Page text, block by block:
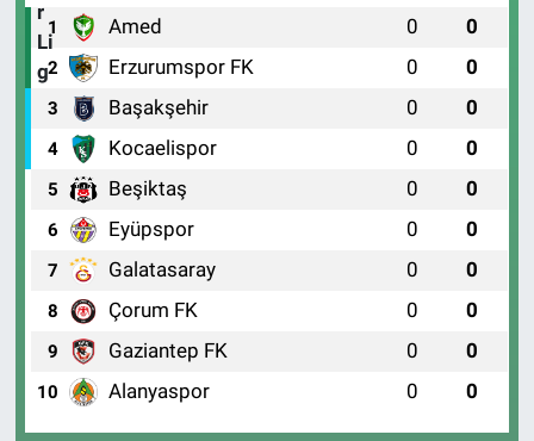
1 Amed 0 0
2 Erzurumspor FK 0 0
3 Başakşehir 0 0
4 Kocaelispor 0 0
5 Beşiktaş 0 0
6 Eyüpspor 0 0
7 Galatasaray 0 0
8 Çorum FK 0 0
9 Gaziantep FK 0 0
10 Alanyaspor 0 0